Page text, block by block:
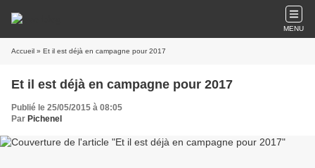
MENU
Accueil » Et il est déjà en campagne pour 2017
Et il est déjà en campagne pour 2017
Publié le 25/05/2015 à 08:05
Par Pichenel